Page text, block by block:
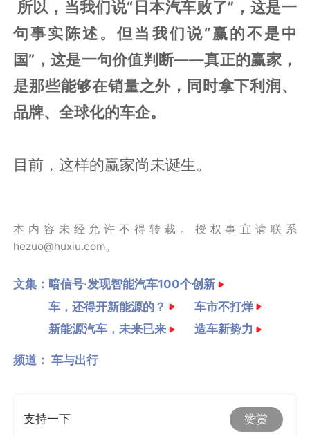
所以，当我们说“日本汽车败了”，这是一
句事实陈述。但当我们说“赢的不是中
国”，这是一句价值判断——真正的赢家，
是那些能够在销量之外，同时拿下利润、
品牌、全球化的车企。
目前，这样的赢家尚未诞生。
本内容未经允许不得转载。授权事宜请联系
hezuo@huxiu.com。
文集： 暗信号·发现智能汽车100个创新
车，还得开新能源的？
车市不打烊
新能源汽车，未来已来
造车新势力
频道： 车与出行
支持一下 赞赏